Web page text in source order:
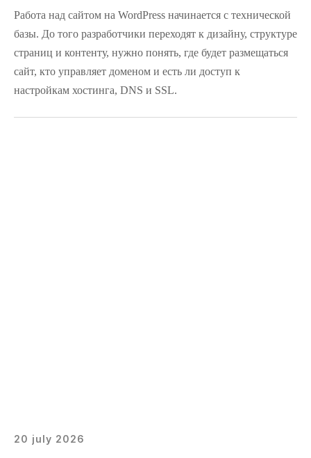
Работа над сайтом на WordPress начинается с технической
базы. До того разработчики переходят к дизайну, структуре
страниц и контенту, нужно понять, где будет размещаться
сайт, кто управляет доменом и есть ли доступ к
настройкам хостинга, DNS и SSL.
20 july 2026